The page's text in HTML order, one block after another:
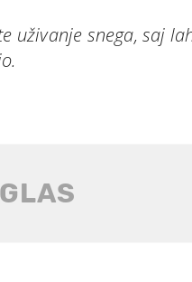
uživanje snega, saj